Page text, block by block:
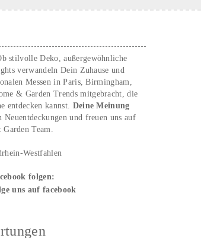
stilvolle Deko, außergewöhnliche
verwandeln Dein Zuhause und
Messen in Paris, Birmingham,
& Garden Trends mitgebracht, die
entdecken kannst. Deine Meinung
Neuentdeckungen und freuen uns auf
Team.
Westfahlen
folgen: